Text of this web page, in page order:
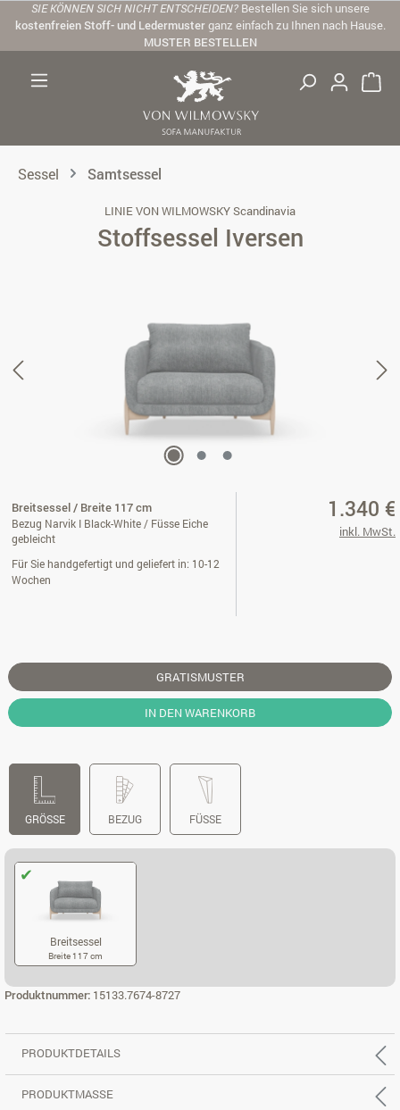
Zum Hauptinhalt springen
SIE KÖNNEN SICH NICHT ENTSCHEIDEN? Bestellen Sie sich unsere
kostenfreien Stoff- und Ledermusterganz einfach zu Ihnen nach Hause.
MUSTER BESTELLEN
Sessel Samtsessel
LINIE VON WILMOWSKY Scandinavia
Stoffsessel Iversen
Breitsessel / Breite 117 cm
Bezug Narvik I Black-White / Füsse Eiche
gebleicht
Für Sie handgefertigt und geliefert in: 10-12
Wochen
1.340 €
inkl. MwSt.
GRATISMUSTER
IN DEN WARENKORB
GRÖSSE BEZUG FÜSSE
Breitsessel
Breite 117 cm
Produktnummer: 15133.7674-8727
PRODUKTDETAILS
PRODUKTMASSE